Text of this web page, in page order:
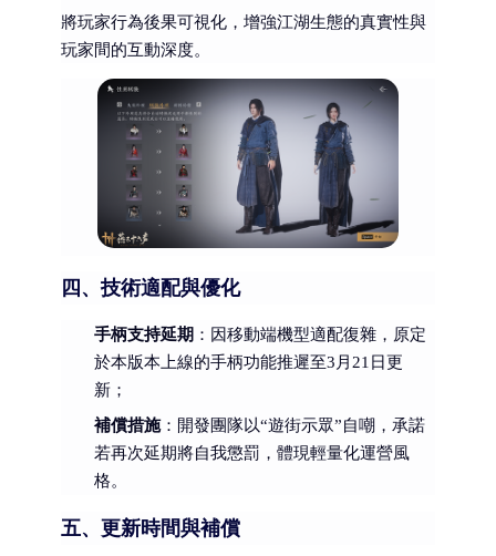
將玩家行為後果可視化，增強江湖生態的真實性與
玩家間的互動深度。
四、技術適配與優化
手柄支持延期 ：因移動端機型適配復雜，原定
於本版本上線的手柄功能推遲至3月21日更
新；
補償措施：開發團隊以“遊街示眾”自嘲，承諾
若再次延期將自我懲罰，體現輕量化運營風
格。
五、更新時間與補償